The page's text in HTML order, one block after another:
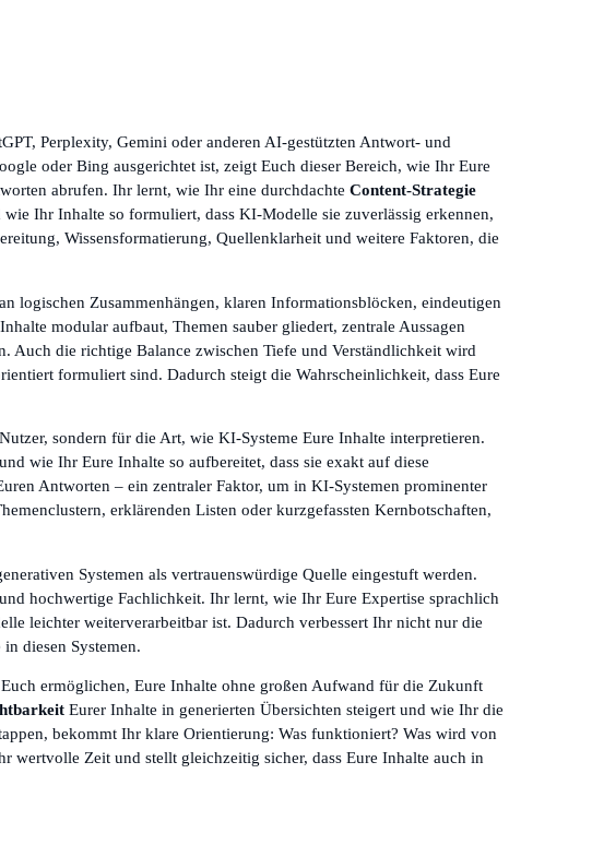
Perplexity, Gemini oder anderen AI-gestützten Antwort- und
oder Bing ausgerichtet ist, zeigt Euch dieser Bereich, wie Ihr Eure
abrufen. Ihr lernt, wie Ihr eine durchdachte Content-Strategie
Ihr Inhalte so formuliert, dass KI-Modelle sie zuverlässig erkennen,
Wissensformatierung, Quellenklarheit und weitere Faktoren, die
logischen Zusammenhängen, klaren Informationsblöcken, eindeutigen
modular aufbaut, Themen sauber gliedert, zentrale Aussagen
Auch die richtige Balance zwischen Tiefe und Verständlichkeit wird
formuliert sind. Dadurch steigt die Wahrscheinlichkeit, dass Eure
sondern für die Art, wie KI-Systeme Eure Inhalte interpretieren.
wie Ihr Eure Inhalte so aufbereitet, dass sie exakt auf diese
Antworten – ein zentraler Faktor, um in KI-Systemen prominenter
erklärenden Listen oder kurzgefassten Kernbotschaften,
Systemen als vertrauenswürdige Quelle eingestuft werden.
hochwertige Fachlichkeit. Ihr lernt, wie Ihr Eure Expertise sprachlich
leichter weiterverarbeitbar ist. Dadurch verbessert Ihr nicht nur die
diesen Systemen.
ermöglichen, Eure Inhalte ohne großen Aufwand für die Zukunft
Eurer Inhalte in generierten Übersichten steigert und wie Ihr die
bekommt Ihr klare Orientierung: Was funktioniert? Was wird von
wertvolle Zeit und stellt gleichzeitig sicher, dass Eure Inhalte auch in